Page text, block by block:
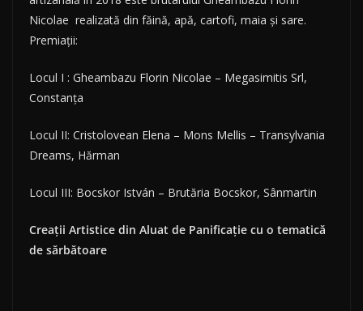
Nicolae realizată din făină, apă, cartofi, maia şi sare.
Premiaţii:
Locul I : Gheambazu Florin Nicolae – Megasimitis Srl,
Constanţa
Locul II: Cristolovean Elena – Mons Mellis – Transylvania
Dreams, Hărman
Locul III: Bocskor István – Brutăria Bocskor, Sânmartin
Creaţii Artistice din Aluat de Panificaţie cu o tematică
de sărbătoare